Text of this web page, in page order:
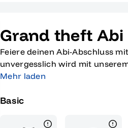
Grand theft Abi
Feiere deinen Abi-Abschluss
unvergesslich wird mit
Egal, ob du auf der Suche
Freund suchst, der gerade
Videospiele, kombiniert es
Mehr laden
Basic